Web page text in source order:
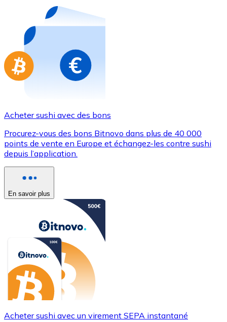
Nouveau
Achetez des cartes-cadeaux de vos marques
Aller à la boutique de cartes-cadeaux
Acheter sushi avec des bons
Procurez-vous des bons Bitnovo dans plus de 40 000
points de vente en Europe et échangez-les contre sushi
depuis l’application.
En savoir plus
Acheter sushi avec un virement SEPA instantané